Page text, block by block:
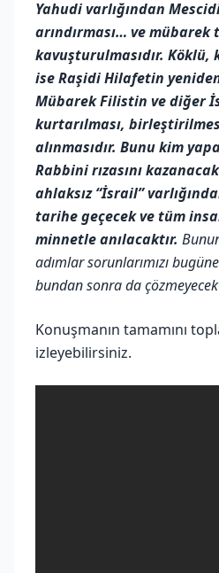
Yahudi varlığından Mescidi
arındırması… ve mübarek
kavuşturulmasıdır. Köklü,
ise Raşidi Hilafetin
Mübarek Filistin ve diğer
kurtarılması,
alınmasıdır. Bunu kim
Rabbini rızasını
ahlaksız “İsrail”
tarihe geçecek ve tüm
minnetle anılacaktır.
adımlar sorunlarımızı
bundan sonra da
Konuşmanın tamamını
izleyebilirsiniz.